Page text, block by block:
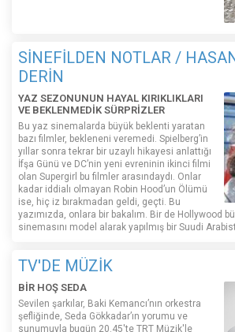
SİNEFİLDEN NOTLAR /
DERİN
YAZ SEZONUNUN HAYAL KIRIKLIKLARI
VE BEKLENMEDİK SÜRPRİZLER
Bu yaz sinemalarda büyük beklenti yaratan
bazı filmler, bekleneni veremedi. Spielberg’in
yıllar sonra tekrar bir uzaylı hikayesi anlattığı
İfşa Günü ve DC’nin yeni evreninin ikinci filmi
olan Supergirl bu filmler arasındaydı. Onlar
kadar iddialı olmayan Robin Hood’un Ölümü
ise, hiç iz bırakmadan geldi, geçti. Bu
yazımızda, onlara bir bakalım. Bir de Hollywood
sinemasını model alarak yapılmış bir Suudi
TV'DE MÜZİK
BİR HOŞ SEDA
Sevilen şarkılar, Baki Kemancı’nın orkestra
şefliğinde, Seda Gökkadar’ın yorumu ve
sunumuyla bugün 20.45'te TRT Müzik'le